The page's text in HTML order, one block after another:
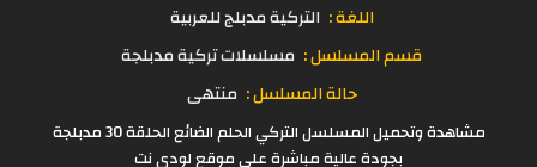
اللغة : التركية مدبلج للعربية
قسم المسلسل : مسلسلات تركية مدبلجة
حالة المسلسل : منتهى
مشاهدة وتحميل المسلسل التركي الحلم الضائع الحلقة 30 مدبلجة
بجودة عالية مباشرة على موقع لودي نت